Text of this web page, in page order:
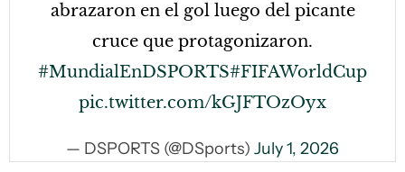
abrazaron en el gol luego del picante
cruce que protagonizaron.
#MundialEnDSPORTS#FIFAWorldCup
pic.twitter.com/kGJFTOzOyx
— DSPORTS (@DSports) July 1, 2026